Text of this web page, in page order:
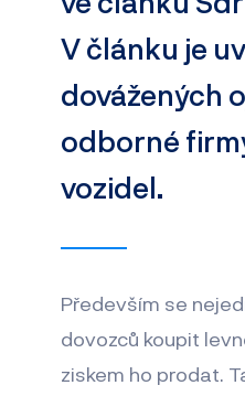
V článku je
dovážených
odborné
vozidel.
Především se
dovozců koupit
ziskem ho prodat.